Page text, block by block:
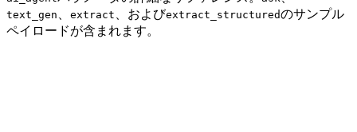
text_gen extract 、およびextract_structuredのサンプル
ペイロードが含まれます。